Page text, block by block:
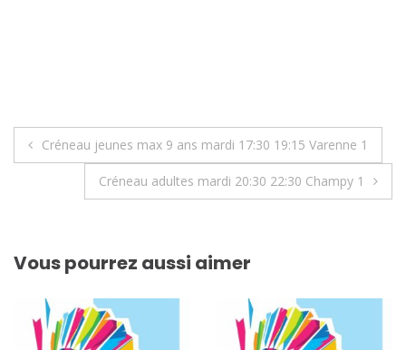
Navigation
Créneau jeunes max 9 ans mardi 17:30 19:15 Varenne 1
Créneau adultes mardi 20:30 22:30 Champy 1
Vous pourrez aussi aimer